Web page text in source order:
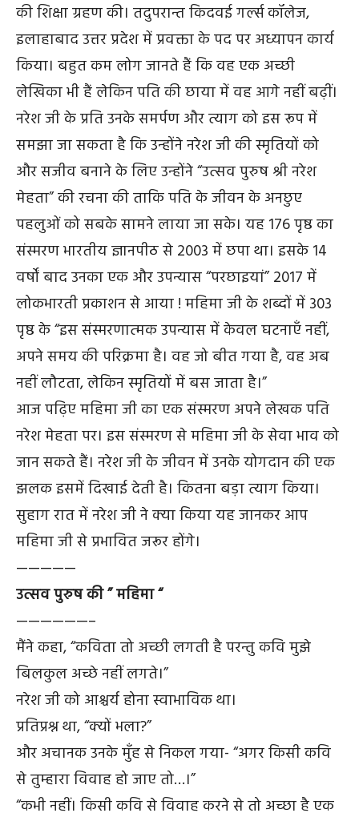
की शिक्षा ग्रहण की। तदुपरान्त किदवई गर्ल्स कॉलेज,
इलाहाबाद उत्तर प्रदेश में प्रवक्ता के पद पर अध्यापन कार्य
किया। बहुत कम लोग जानते हैं कि वह एक अच्छी
लेखिका भी हैं लेकिन पति की छाया में वह आगे नहीं बढ़ीं।
नरेश जी के प्रति उनके समर्पण और त्याग को इस रूप में
समझा जा सकता है कि उन्होंने नरेश जी की स्मृतियों को
और सजीव बनाने के लिए उन्होंने “उत्सव पुरुष श्री नरेश
मेहता” की रचना की ताकि पति के जीवन के अनछुए
पहलुओं को सबके सामने लाया जा सके। यह 176 पृष्ठ का
संस्मरण भारतीय ज्ञानपीठ से 2003 में छपा था। इसके 14
वर्षों बाद उनका एक और उपन्यास “परछाइयां” 2017 में
लोकभारती प्रकाशन से आया ! महिमा जी के शब्दों में 303
पृष्ठ के “इस संस्मरणात्मक उपन्यास में केवल घटनाएँ नहीं,
अपने समय की परिक्रमा है। वह जो बीत गया है, वह अब
नहीं लौटता, लेकिन स्मृतियों में बस जाता है।”
आज पढ़िए महिमा जी का एक संस्मरण अपने लेखक पति
नरेश मेहता पर। इस संस्मरण से महिमा जी के सेवा भाव को
जान सकते हैं। नरेश जी के जीवन में उनके योगदान की एक
झलक इसमें दिखाई देती है। कितना बड़ा त्याग किया।
सुहाग रात में नरेश जी ने क्या किया यह जानकर आप
महिमा जी से प्रभावित जरूर होंगे।
—————
उत्सव पुरुष की ” महिमा “
——————–
मैंने कहा, “कविता तो अच्छी लगती है परन्तु कवि मुझे
बिलकुल अच्छे नहीं लगते।”
नरेश जी को आश्चर्य होना स्वाभाविक था।
प्रतिप्रश्न था, “क्यों भला?”
और अचानक उनके मुँह से निकल गया- “अगर किसी कवि
से तुम्हारा विवाह हो जाए तो…।”
“कभी नहीं। किसी कवि से विवाह करने से तो अच्छा है एक